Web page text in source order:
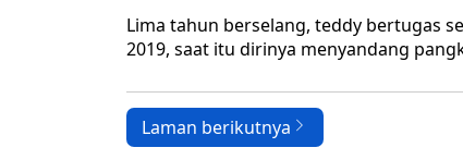
Lima tahun berselang, teddy bertugas
2019, saat itu dirinya menyandang
Laman berikutnya